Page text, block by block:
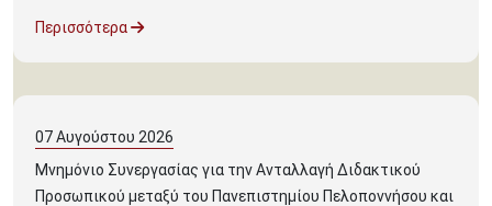
Περισσότερα
07Αυγούστου 2026
Μνημόνιο Συνεργασίας για την Ανταλλαγή Διδακτικού
Προσωπικού μεταξύ του Πανεπιστημίου Πελοποννήσου και